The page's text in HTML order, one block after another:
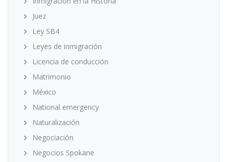
Juez
Ley SB4
Leyes de inmigración
Licencia de conducción
Matrimonio
México
National emergency
Naturalización
Negociación
Negocios Spokane